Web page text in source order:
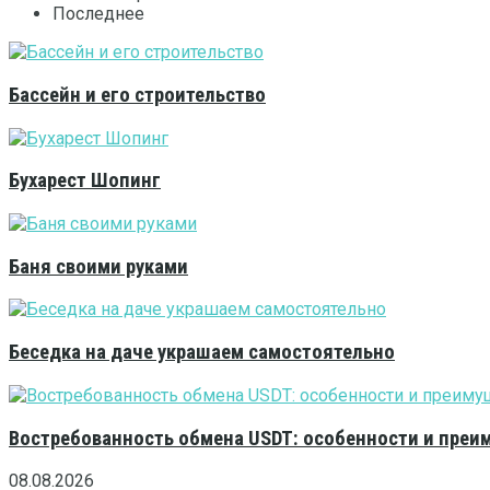
Последнее
Бассейн и его строительство
Бухарест Шопинг
Баня своими руками
Беседка на даче украшаем самостоятельно
Востребованность обмена USDT: особенности и
08.08.2026